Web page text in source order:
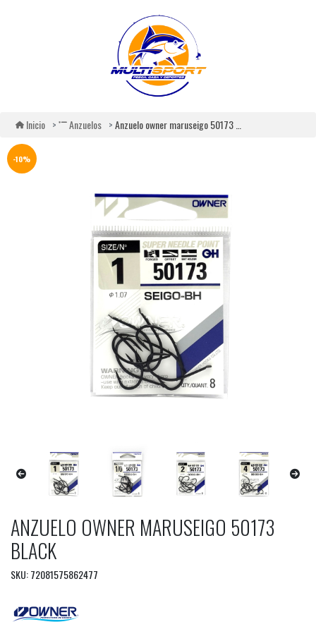
Inicio Anzuelos Anzuelo owner maruseigo 50173 black
-10%
ANZUELO OWNER MARUSEIGO 50173
BLACK
SKU: 72081575862477